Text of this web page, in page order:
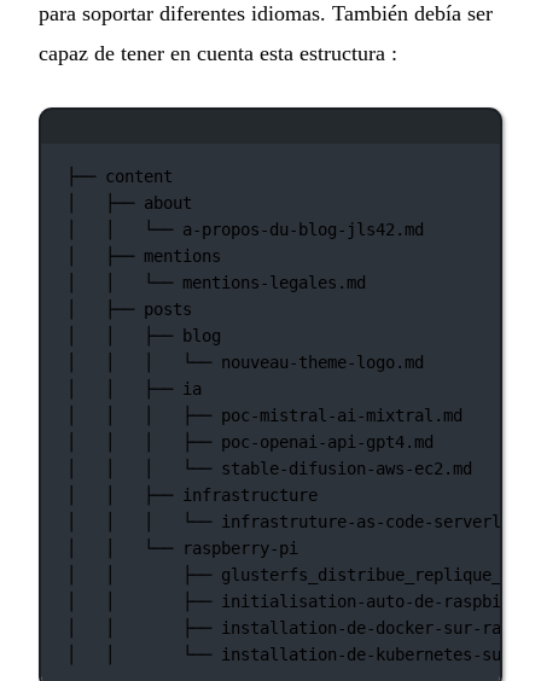
para soportar diferentes idiomas. También debía ser
capaz de tener en cuenta esta estructura :
├── content
├── about
└── a-propos-du-blog-jls42.md
├── mentions
└── mentions-legales.md
├── posts
├──
blog
└── nouveau-theme-logo.md
├──
ia
├── poc-mistral-ai-mixtral.md
├── poc-openai-api-gpt4.md
└── stable-difusion-aws-ec2.md
├──
infrastructure
└──
infrastruture-as-code-
└──
raspberry-pi
├──
├──
initialisation-auto-de-raspbian-
├──
installation-de-docker-sur-
└── installation-de-kubernetes-sur-